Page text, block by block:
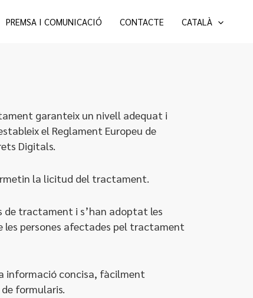
PREMSA I COMUNICACIÓ CONTACTE CATALÀ
garanteix un nivell adequat i
el Reglament Europeu de
Digitals.
la licitud del tractament.
de tractament i s’han adoptat les
persones afectades pel tractament
informació concisa, fàcilment
formularis.